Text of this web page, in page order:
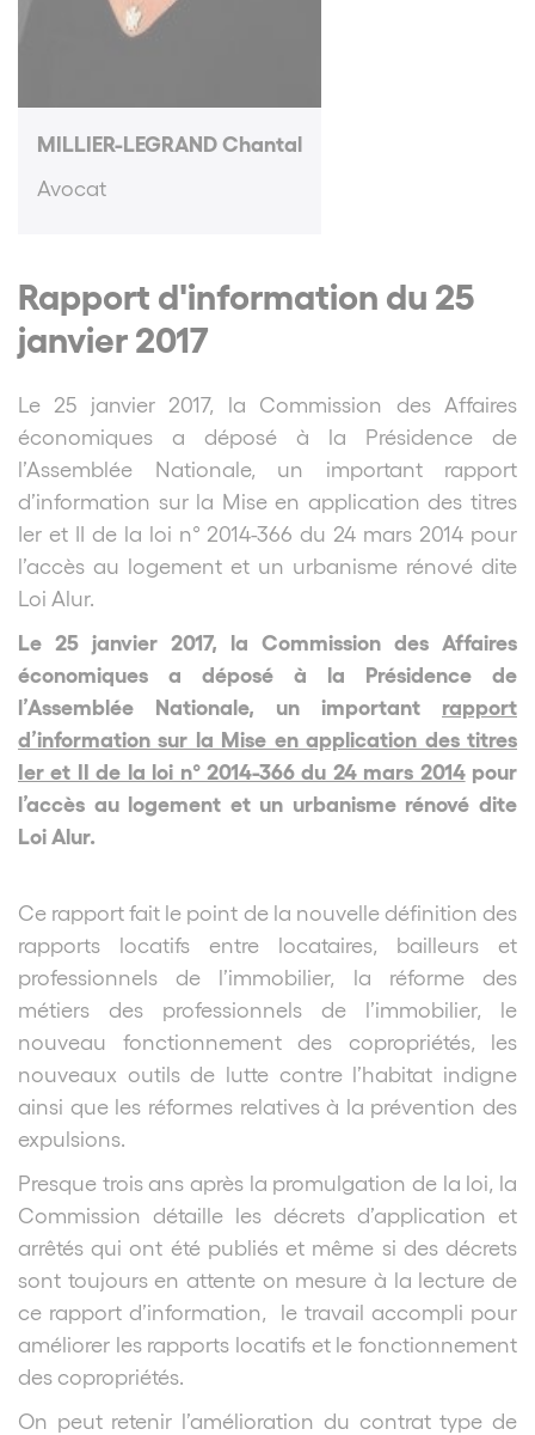
MILLIER-LEGRAND Chantal
Avocat
Rapport d'information du 25
janvier 2017
Le 25 janvier 2017, la Commission des Affaires
économiques a déposé à la Présidence de
l’Assemblée Nationale, un important rapport
d’information sur la Mise en application des titres
Ier et II de la loi n° 2014-366 du 24 mars 2014 pour
l’accès au logement et un urbanisme rénové dite
Loi Alur.
Le 25 janvier 2017, la Commission des Affaires
économiques a déposé à la Présidence de
l’Assemblée Nationale, un important rapport
d’information sur la Mise en application des titres
Ier et II de la loi n° 2014-366 du 24 mars 2014pour
l’accès au logement et un urbanisme rénové dite
Loi Alur.
Ce rapport fait le point de la nouvelle définition des
rapports locatifs entre locataires, bailleurs et
professionnels de l’immobilier, la réforme des
métiers des professionnels de l’immobilier, le
nouveau fonctionnement des copropriétés, les
nouveaux outils de lutte contre l’habitat indigne
ainsi que les réformes relatives à la prévention des
expulsions.
Presque trois ans après la promulgation de la loi, la
Commission détaille les décrets d’application et
arrêtés qui ont été publiés et même si des décrets
sont toujours en attente on mesure à la lecture de
ce rapport d’information, le travail accompli pour
améliorer les rapports locatifs et le fonctionnement
des copropriétés.
On peut retenir l’amélioration du contrat type de